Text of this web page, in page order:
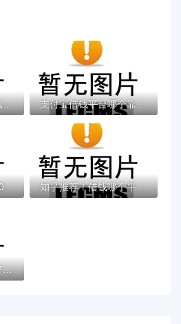
成黑户了哪里可以借钱急用啊，2025五大专属... 支付宝借钱平台哪个靠谱？实测这5款低息灵活...
黑户借款必下口子：2025推荐5个通过率100%的... 知乎推荐！借钱哪个平台靠谱？这5个低息正规...
支付宝借钱平台哪个好？实测推荐这3个靠谱低...